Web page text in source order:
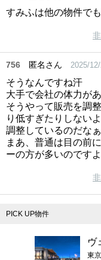
すみふは他の物件で
756 匿名さん 2025/
そうなんですね汗
大手で会社の体力が
そうやって販売を調
り低すぎたりしない
調整しているのだなぁ
まあ、普通は目の前
ーの方が多いのです
PICK UP物件
ヴ
東